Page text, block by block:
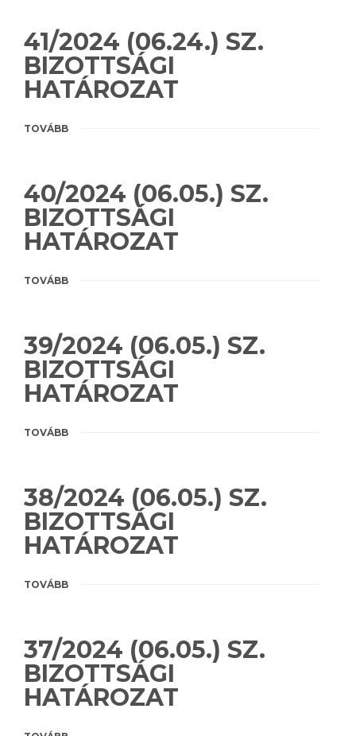
41/2024 (06.24.) SZ.
BIZOTTSÁGI
HATÁROZAT
TOVÁBB
40/2024 (06.05.) SZ.
BIZOTTSÁGI
HATÁROZAT
TOVÁBB
39/2024 (06.05.) SZ.
BIZOTTSÁGI
HATÁROZAT
TOVÁBB
38/2024 (06.05.) SZ.
BIZOTTSÁGI
HATÁROZAT
TOVÁBB
37/2024 (06.05.) SZ.
BIZOTTSÁGI
HATÁROZAT